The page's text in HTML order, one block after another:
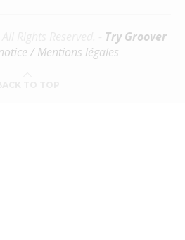
Rights Reserved. - Try Groover
/ Mentions légales